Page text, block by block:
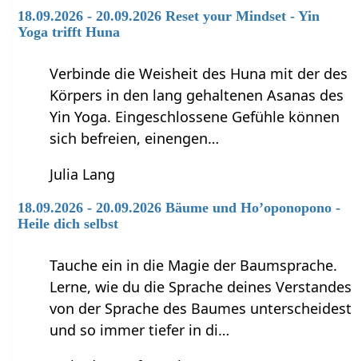
18.09.2026 - 20.09.2026 Reset your Mindset - Yin
Yoga trifft Huna
Verbinde die Weisheit des Huna mit der des
Körpers in den lang gehaltenen Asanas des
Yin Yoga. Eingeschlossene Gefühle können
sich befreien, einengen…
Julia Lang
18.09.2026 - 20.09.2026 Bäume und Ho’oponopono -
Heile dich selbst
Tauche ein in die Magie der Baumsprache.
Lerne, wie du die Sprache deines Verstandes
von der Sprache des Baumes unterscheidest
und so immer tiefer in di…